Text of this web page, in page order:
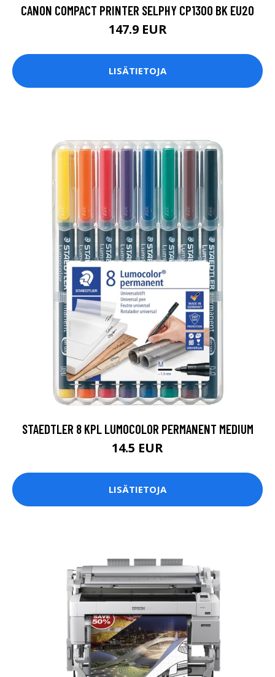
CANON COMPACT PRINTER SELPHY CP1300 BK EU20
147.9 EUR
LISÄTIETOJA
STAEDTLER 8 KPL LUMOCOLOR PERMANENT MEDIUM
14.5 EUR
LISÄTIETOJA